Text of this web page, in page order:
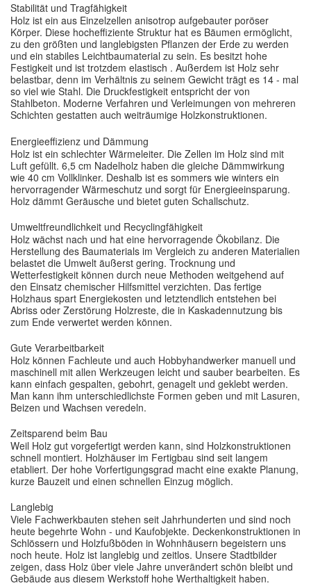
Stabilität und Tragfähigkeit
Holz ist ein aus Einzelzellen anisotrop aufgebauter poröser
Körper. Diese hocheffiziente Struktur hat es Bäumen ermöglicht,
zu den größten und langlebigsten Pflanzen der Erde zu werden
und ein stabiles Leichtbaumaterial zu sein. Es besitzt hohe
Festigkeit und ist trotzdem elastisch . Außerdem ist Holz sehr
belastbar, denn im Verhältnis zu seinem Gewicht trägt es 14 - mal
so viel wie Stahl. Die Druckfestigkeit entspricht der von
Stahlbeton. Moderne Verfahren und Verleimungen von mehreren
Schichten gestatten auch weiträumige Holzkonstruktionen.
Energieeffizienz und Dämmung
Holz ist ein schlechter Wärmeleiter. Die Zellen im Holz sind mit
Luft gefüllt. 6,5 cm Nadelholz haben die gleiche Dämmwirkung
wie 40 cm Vollklinker. Deshalb ist es sommers wie winters ein
hervorragender Wärmeschutz und sorgt für Energieeinsparung.
Holz dämmt Geräusche und bietet guten Schallschutz.
Umweltfreundlichkeit und Recyclingfähigkeit
Holz wächst nach und hat eine hervorragende Ökobilanz. Die
Herstellung des Baumaterials im Vergleich zu anderen Materialien
belastet die Umwelt äußerst gering. Trocknung und
Wetterfestigkeit können durch neue Methoden weitgehend auf
den Einsatz chemischer Hilfsmittel verzichten. Das fertige
Holzhaus spart Energiekosten und letztendlich entstehen bei
Abriss oder Zerstörung Holzreste, die in Kaskadennutzung bis
zum Ende verwertet werden können.
Gute Verarbeitbarkeit
Holz können Fachleute und auch Hobbyhandwerker manuell und
maschinell mit allen Werkzeugen leicht und sauber bearbeiten. Es
kann einfach gespalten, gebohrt, genagelt und geklebt werden.
Man kann ihm unterschiedlichste Formen geben und mit Lasuren,
Beizen und Wachsen veredeln.
Zeitsparend beim Bau
Weil Holz gut vorgefertigt werden kann, sind Holzkonstruktionen
schnell montiert. Holzhäuser im Fertigbau sind seit langem
etabliert. Der hohe Vorfertigungsgrad macht eine exakte Planung,
kurze Bauzeit und einen schnellen Einzug möglich.
Langlebig
Viele Fachwerkbauten stehen seit Jahrhunderten und sind noch
heute begehrte Wohn - und Kaufobjekte. Deckenkonstruktionen in
Schlössern und Holzfußböden in Wohnhäusern begeistern uns
noch heute. Holz ist langlebig und zeitlos. Unsere Stadtbilder
zeigen, dass Holz über viele Jahre unverändert schön bleibt und
Gebäude aus diesem Werkstoff hohe Werthaltigkeit haben.